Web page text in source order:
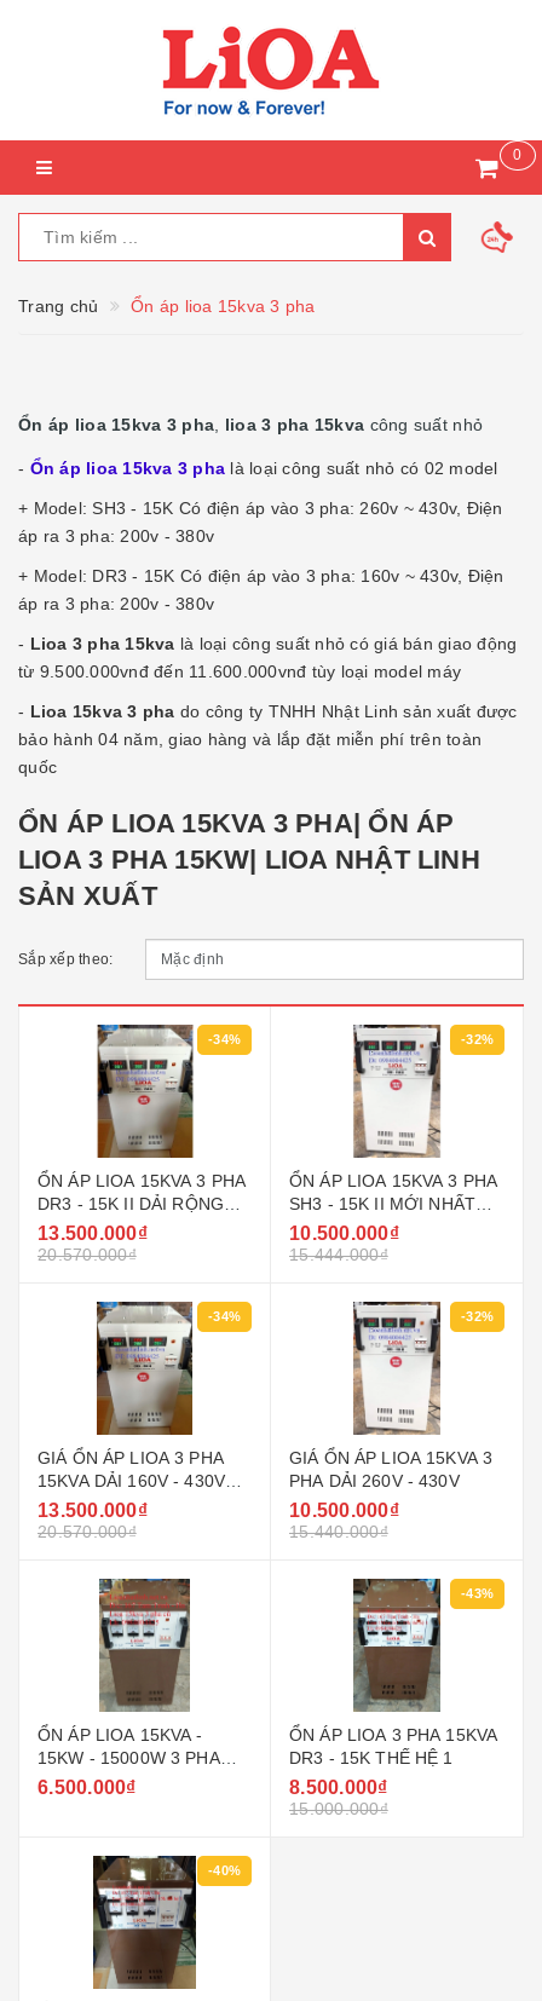
0
Trang chủ Ổn áp lioa 15kva 3 pha
Ổn áp lioa 15kva 3 pha lioa 3 pha 15kva công suất nhỏ
- Ổn áp lioa 15kva 3 pha là loại công suất nhỏ có 02 model
+ Model: SH3 - 15K Có điện áp vào 3 pha: 260v ~ 430v, Điện
áp ra 3 pha: 200v - 380v
+ Model: DR3 - 15K Có điện áp vào 3 pha: 160v ~ 430v, Điện
áp ra 3 pha: 200v - 380v
- Lioa 3 pha 15kva là loại công suất nhỏ có giá bán giao động
từ 9.500.000vnđ đến 11.600.000vnđ tùy loại model máy
- Lioa 15kva 3 pha do công ty TNHH Nhật Linh sản xuất được
bảo hành 04 năm, giao hàng và lắp đặt miễn phí trên toàn
quốc
ỔN ÁP LIOA 15KVA 3 PHA| ỔN ÁP
LIOA 3 PHA 15KW| LIOA NHẬT LINH
SẢN XUẤT
Sắp xếp theo:
-34%
ỔN ÁP LIOA 15KVA 3 PHA
DR3 - 15K II DẢI RỘNG
160V ~ 430V ĐỜI MỚI
2022 - 2023
13.500.000₫
20.570.000₫
-32%
ỔN ÁP LIOA 15KVA 3 PHA
SH3 - 15K II MỚI NHẤT
2022 - 2023
10.500.000₫
15.444.000₫
-34%
GIÁ ỔN ÁP LIOA 3 PHA
15KVA DẢI 160V - 430V
ĐỜI MỚI NHẤT
13.500.000₫
20.570.000₫
-32%
GIÁ ỔN ÁP LIOA 15KVA 3
PHA DẢI 260V - 430V
10.500.000₫
15.440.000₫
ỔN ÁP LIOA 15KVA -
15KW - 15000W 3 PHA
ĐỜI CŨ GIÁ RẺ
6.500.000₫
-43%
ỔN ÁP LIOA 3 PHA 15KVA
DR3 - 15K THẾ HỆ 1
8.500.000₫
15.000.000₫
-40%